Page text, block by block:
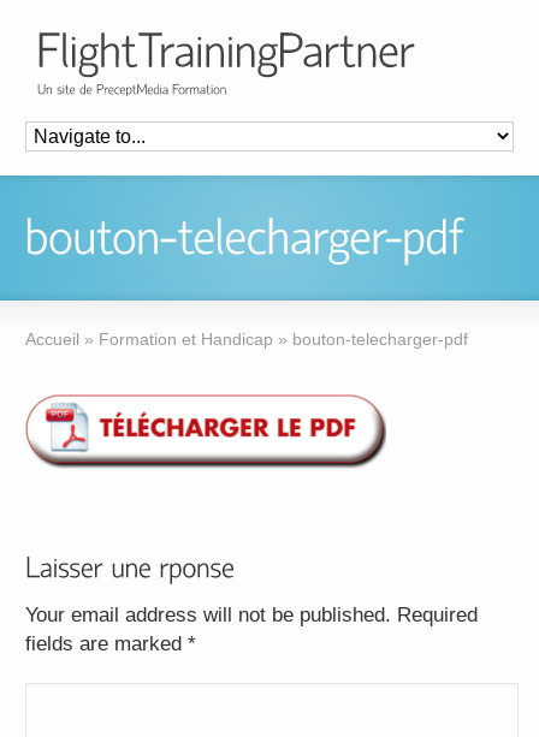
Accueil » Formation et Handicap » bouton-telecharger-pdf
Your email address will not be published. Required
fields are marked*